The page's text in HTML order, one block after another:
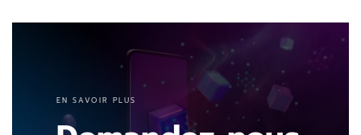
EN SAVOIR PLUS